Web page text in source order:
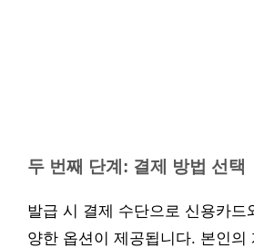
두 번째 단계: 결제 방법 선택
발급 시 결제 수단으로 신용카드
양한 옵션이 제공됩니다. 본인의